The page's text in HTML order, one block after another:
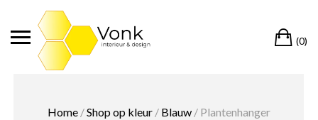
(0)
Home/Shop op kleur/ Blauw/ Plantenhanger